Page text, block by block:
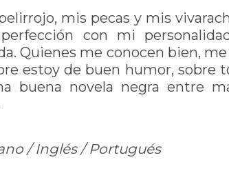
mis pecas y mis
con mi
Quienes me conocen bien,
estoy de buen humor, sobre
buena novela negra entre
/ Inglés / Portugués